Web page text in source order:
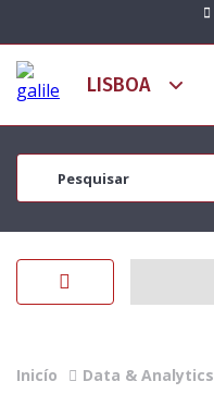
Inicío Data & Analytics